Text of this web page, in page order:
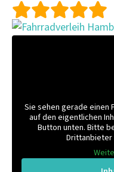
Sie sehen gerade einen
auf den eigentlichen
Button unten. Bitte